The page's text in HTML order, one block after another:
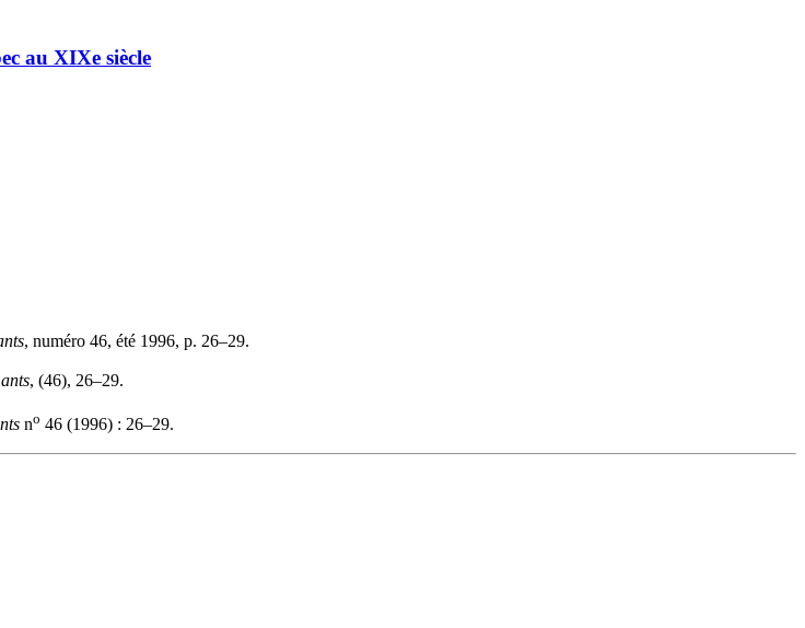
au XIXe siècle
, numéro 46, été 1996, p. 26–29.
, (46), 26–29.
no 46 (1996) : 26–29.